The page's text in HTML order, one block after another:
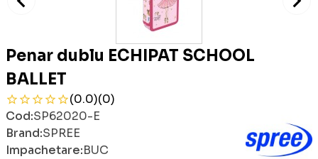
Penar dublu ECHIPAT SCHOOL
BALLET
(0.0)(0)
Cod:SP62020-E
Brand:SPREE
Impachetare:BUC